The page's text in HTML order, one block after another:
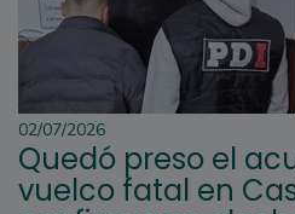
02/07/2026
Quedó preso el
vuelco fatal en